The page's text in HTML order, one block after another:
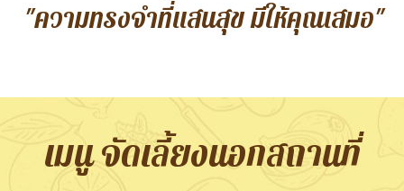
"ความทรงจำที่แสนสุข มีให้คุณเสมอ"
เมนู จัดเลี้ยงนอกสถานที่